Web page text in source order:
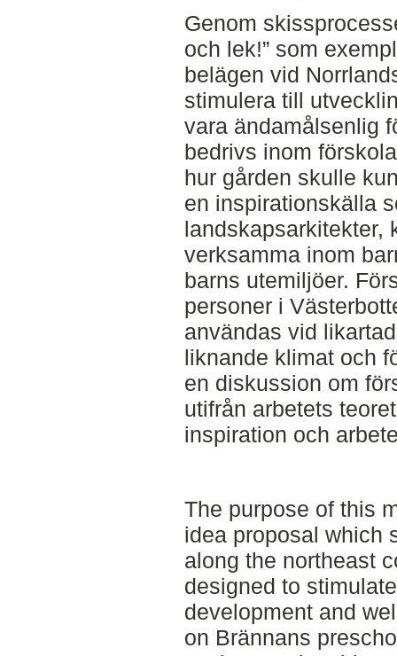
Genom
och lek!” som
belägen vid
stimulera till
vara ändamålsenlig
bedrivs inom
hur gården skulle
en inspirationskälla
landskapsarkitekter,
verksamma inom
barns utemiljöer.
personer i
användas vid
liknande klimat och
en diskussion om
utifrån arbetets
inspiration och
The purpose of this
idea proposal which
along the northeast
designed to
development and
on Brännans